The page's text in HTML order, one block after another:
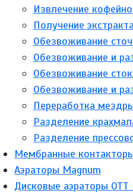
Извлечение
Получение
Обезвоживание
Обезвоживание и
Обезвоживание
Обезвоживание и
Переработка
Разделение
Разделение
Мембранные
Аэраторы Magnum
Дисковые аэраторы ОТТ